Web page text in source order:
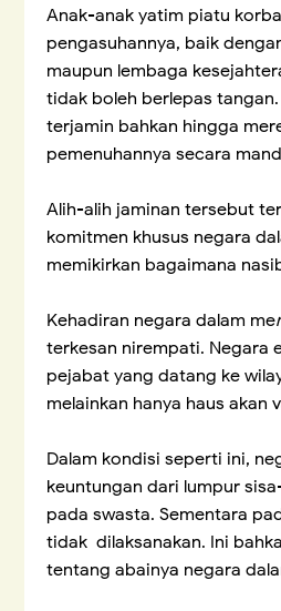
Anak-anak yatim piatu
pengasuhannya, baik
maupun lembaga
tidak boleh berlepas
terjamin bahkan hingga
pemenuhannya secara
Alih-alih jaminan tersebut
komitmen khusus negara
memikirkan bagaimana
Kehadiran negara dalam me
terkesan nirempati. Negara
pejabat yang datang ke
melainkan hanya haus akan
Dalam kondisi seperti ini,
keuntungan dari lumpur
pada swasta. Sementara
tidak dilaksanakan. Ini
tentang abainya negara